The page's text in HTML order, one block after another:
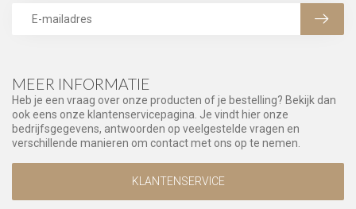
MEER INFORMATIE
Heb je een vraag over onze producten of je bestelling? Bekijk dan
ook eens onze klantenservicepagina. Je vindt hier onze
bedrijfsgegevens, antwoorden op veelgestelde vragen en
verschillende manieren om contact met ons op te nemen.
KLANTENSERVICE